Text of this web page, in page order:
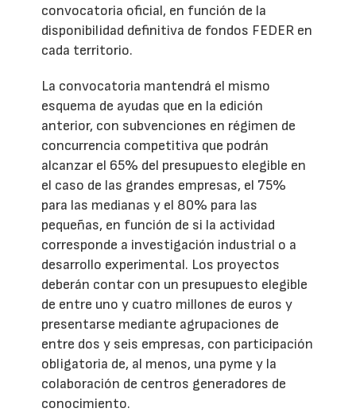
convocatoria oficial, en función de la
disponibilidad definitiva de fondos FEDER en
cada territorio.
La convocatoria mantendrá el mismo
esquema de ayudas que en la edición
anterior, con subvenciones en régimen de
concurrencia competitiva que podrán
alcanzar el 65% del presupuesto elegible en
el caso de las grandes empresas, el 75%
para las medianas y el 80% para las
pequeñas, en función de si la actividad
corresponde a investigación industrial o a
desarrollo experimental. Los proyectos
deberán contar con un presupuesto elegible
de entre uno y cuatro millones de euros y
presentarse mediante agrupaciones de
entre dos y seis empresas, con participación
obligatoria de, al menos, una pyme y la
colaboración de centros generadores de
conocimiento.